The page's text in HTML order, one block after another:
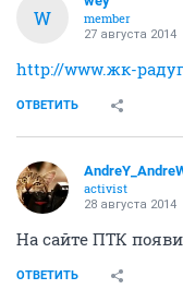
W
member
27 августа 2014
http://www.жк-
ОТВЕТИТЬ
activist
28 августа 2014
На сайте ПТК
ОТВЕТИТЬ